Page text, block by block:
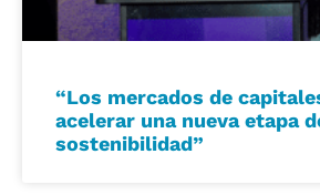
“Los mercados de
acelerar una nueva etapa
sostenibilidad”